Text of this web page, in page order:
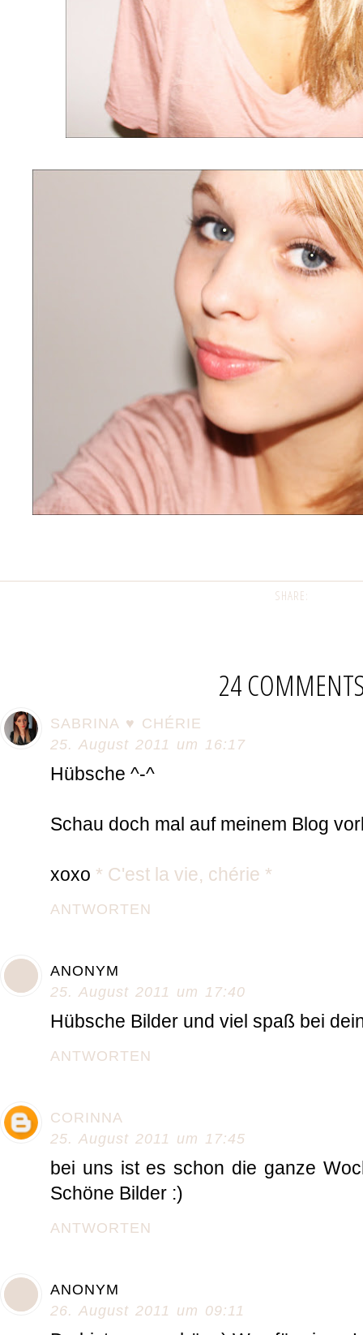
SHARE:
24
SABRINA ♥ CHÉRIE
25. August 2011 um 16:17
Hübsche ^-^
Schau doch mal auf meinem Blog
xoxo * C'est la vie, chérie *
ANTWORTEN
ANONYM
25. August 2011 um 17:40
Hübsche Bilder und viel spaß bei
ANTWORTEN
CORINNA
25. August 2011 um 17:45
bei uns ist es schon die ganze
Schöne Bilder :)
ANTWORTEN
ANONYM
26. August 2011 um 09:11